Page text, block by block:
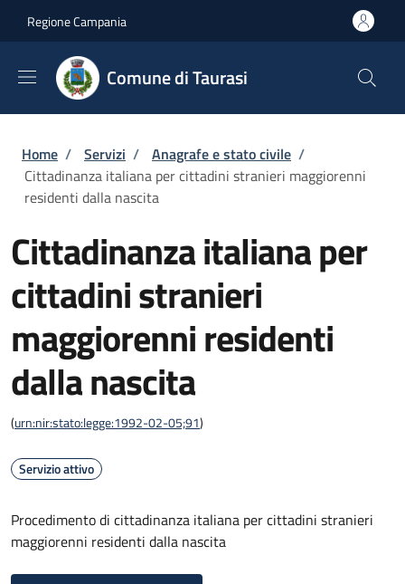
Regione Campania
Comune di Taurasi
Briciole di pane
Home / Servizi / Anagrafe e stato civile /
Cittadinanza italiana per cittadini stranieri maggiorenni
residenti dalla nascita
Cittadinanza italiana per
cittadini stranieri
maggiorenni residenti
dalla nascita
(urn:nir:stato:legge:1992-02-05;91)
Servizio attivo
Procedimento di cittadinanza italiana per cittadini stranieri
maggiorenni residenti dalla nascita